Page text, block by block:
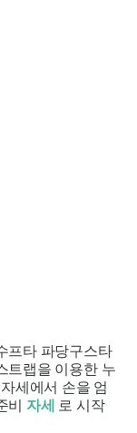
프타 파당구스타
트랩을 이용한 누
세에서 손을 엄
비 자세 로 시작